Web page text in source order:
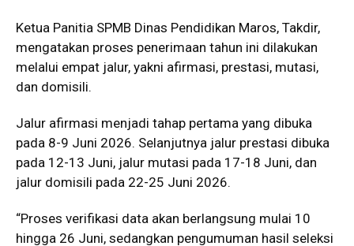
Ketua Panitia SPMB Dinas Pendidikan Maros, Takdir,
mengatakan proses penerimaan tahun ini dilakukan
melalui empat jalur, yakni afirmasi, prestasi, mutasi,
dan domisili.
Jalur afirmasi menjadi tahap pertama yang dibuka
pada 8-9 Juni 2026. Selanjutnya jalur prestasi dibuka
pada 12-13 Juni, jalur mutasi pada 17-18 Juni, dan
jalur domisili pada 22-25 Juni 2026.
“Proses verifikasi data akan berlangsung mulai 10
hingga 26 Juni, sedangkan pengumuman hasil seleksi